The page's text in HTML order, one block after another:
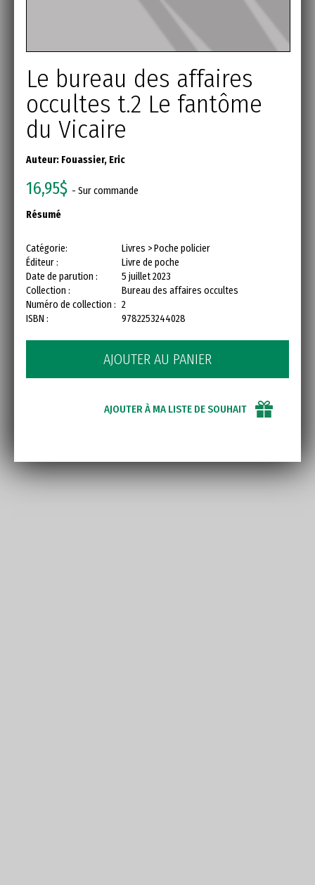
Le bureau des affaires
occultes t.2 Le fantôme
du Vicaire
Auteur: Fouassier, Eric
16,95$ - Sur commande
Résumé
Catégorie:
Livres > Poche policier
Éditeur :
Livre de poche
Date de parution :
5 juillet 2023
Collection :
Bureau des affaires occultes
Numéro de collection : 2
ISBN :
9782253244028
AJOUTER AU PANIER
AJOUTER À MA LISTE DE SOUHAIT